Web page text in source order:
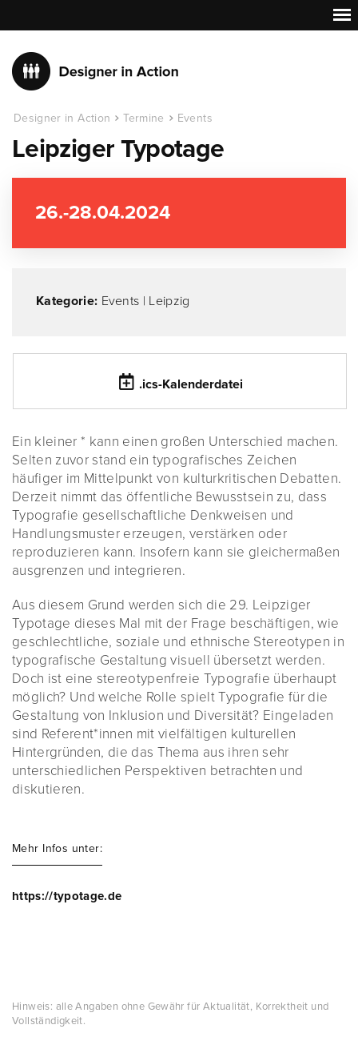
Designer in Action Termine Events
Leipziger Typotage
26.-28.04.2024
Kategorie: Events | Leipzig
.ics-Kalenderdatei
Ein kleiner * kann einen großen Unterschied machen.
Selten zuvor stand ein typografisches Zeichen
häufiger im Mittelpunkt von kulturkritischen Debatten.
Derzeit nimmt das öffentliche Bewusstsein zu, dass
Typografie gesellschaftliche Denkweisen und
Handlungsmuster erzeugen, verstärken oder
reproduzieren kann. Insofern kann sie gleichermaßen
ausgrenzen und integrieren.
Aus diesem Grund werden sich die 29. Leipziger
Typotage dieses Mal mit der Frage beschäftigen, wie
geschlechtliche, soziale und ethnische Stereotypen in
typografische Gestaltung visuell übersetzt werden.
Doch ist eine stereotypenfreie Typografie überhaupt
möglich? Und welche Rolle spielt Typografie für die
Gestaltung von Inklusion und Diversität? Eingeladen
sind Referent*innen mit vielfältigen kulturellen
Hintergründen, die das Thema aus ihren sehr
unterschiedlichen Perspektiven betrachten und
diskutieren.
Mehr Infos unter:
https://typotage.de
Hinweis: alle Angaben ohne Gewähr für Aktualität, Korrektheit und
Vollständigkeit.